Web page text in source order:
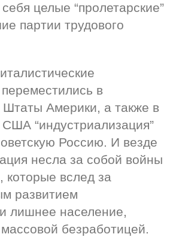
целые “пролетарские”
партии трудового
в
Америки, а также в
“индустриализация”
Россию. И везде
несла за собой войны
которые вслед за
развитием
лишнее население,
безработицей.